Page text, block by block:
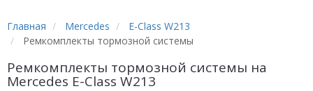
Главная Mercedes
E-Class W213
Ремкомплекты тормозной системы
Ремкомплекты тормозной системы на
Mercedes E-Class W213